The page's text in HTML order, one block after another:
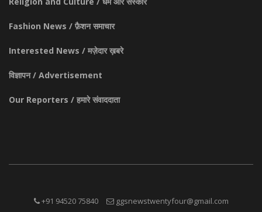
Fashion News / फ़ैशन समाचार
Interested News / मज़ेदार ख़बरे
विज्ञापन / Advertisement
Our Reporters / हमारे संवाददाता
+91 94520 75840 ggsnewstwentyfour@gmail.com